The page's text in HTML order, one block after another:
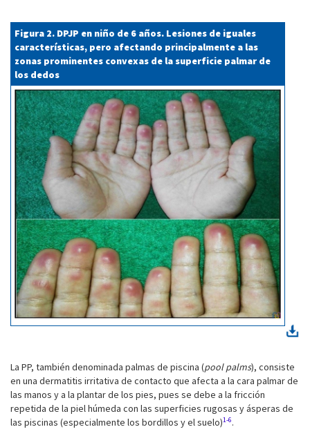
Figura 2. DPJP en niño de 6 años. Lesiones de iguales
características, pero afectando principalmente a las
zonas prominentes convexas de la superficie palmar de
los dedos
La PP, también denominada palmas de piscina (pool palms), consiste
en una dermatitis irritativa de contacto que afecta a la cara palmar de
las manos y a la plantar de los pies, pues se debe a la fricción
repetida de la piel húmeda con las superficies rugosas y ásperas de
las piscinas (especialmente los bordillos y el suelo)1-6.